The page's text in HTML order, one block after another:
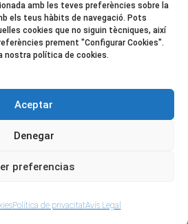
amb les teves preferències sobre la
els teus hàbits de navegació. Pots
cookies que no siguin tècniques, així
prement "Configurar Cookies".
nostra política de cookies.
Aceptar
Denegar
preferencias
Política de privacitatAvís Legal
Avís Legal
i devolucions
imatges
de Xarxes Socials